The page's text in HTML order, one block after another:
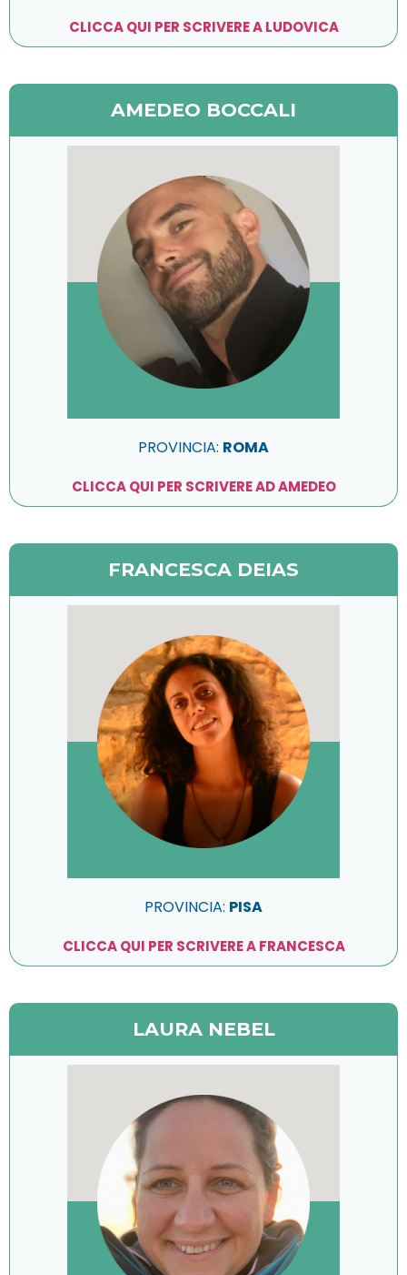
CLICCA QUI PER SCRIVERE A LUDOVICA
AMEDEO BOCCALI
PROVINCIA: ROMA
CLICCA QUI PER SCRIVERE AD AMEDEO
FRANCESCA DEIAS
PROVINCIA: PISA
CLICCA QUI PER SCRIVERE A FRANCESCA
LAURA NEBEL